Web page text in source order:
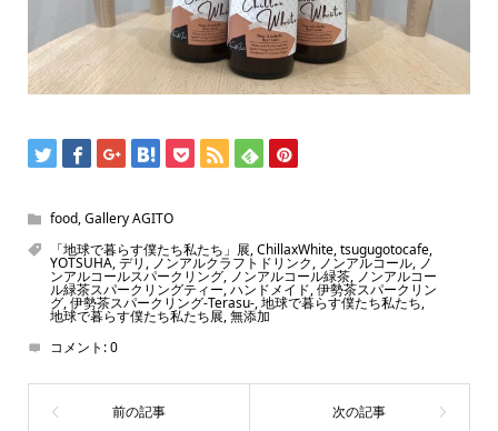
food,Gallery AGITO
「地球で暮らす僕たち私たち」展,ChillaxWhite,tsugugotocafe,
YOTSUHA,デリ, ノンアルクラフトドリンク, ノンアルコール, ノ
ンアルコールスパークリング, ノンアルコール緑茶, ノンアルコー
ル緑茶スパークリングティー,ハンドメイド,伊勢茶スパークリン
グ,伊勢茶スパークリング-Terasu-,地球で暮らす僕たち私たち,
地球で暮らす僕たち私たち展,無添加
コメント:0